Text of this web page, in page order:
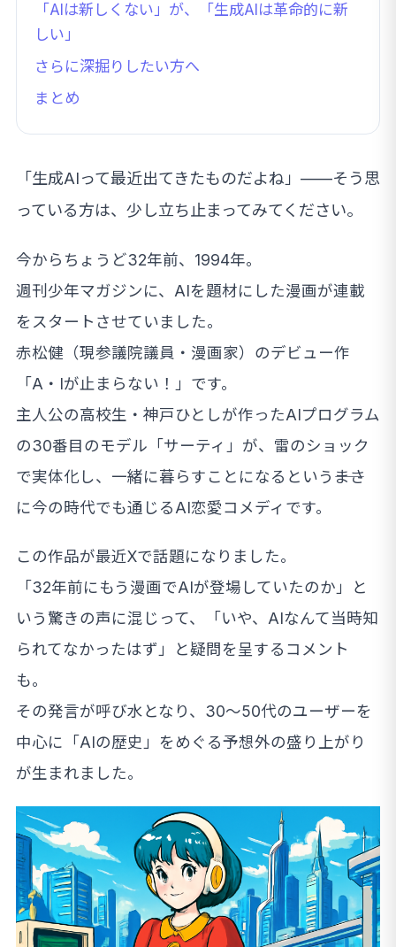
「AIは新しくない」が、「生成AIは革命的に新
しい」
さらに深掘りしたい方へ
まとめ
「生成AIって最近出てきたものだよね」——そう思
っている方は、少し立ち止まってみてください。
今からちょうど32年前、1994年。
週刊少年マガジンに、AIを題材にした漫画が連載
をスタートさせていました。
赤松健（現参議院議員・漫画家）のデビュー作
「A・Iが止まらない！」です。
主人公の高校生・神戸ひとしが作ったAIプログラム
の30番目のモデル「サーティ」が、雷のショック
で実体化し、一緒に暮らすことになるという――まさ
に今の時代でも通じるAI恋愛コメディです。
この作品が最近Xで話題になりました。
「32年前にもう漫画でAIが登場していたのか」と
いう驚きの声に混じって、「いや、AIなんて当時知
られてなかったはず」と疑問を呈するコメント
も。
その発言が呼び水となり、30〜50代のユーザーを
中心に「AIの歴史」をめぐる予想外の盛り上がり
が生まれました。